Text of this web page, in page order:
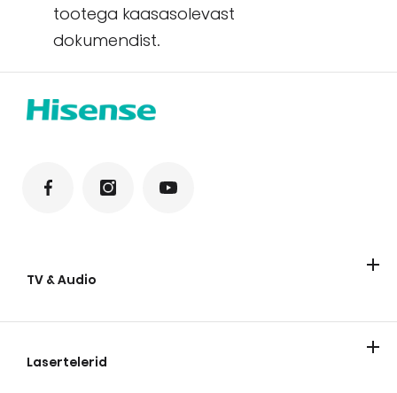
tootega kaasasolevast
dokumendist.
TV & Audio
Lasertelerid